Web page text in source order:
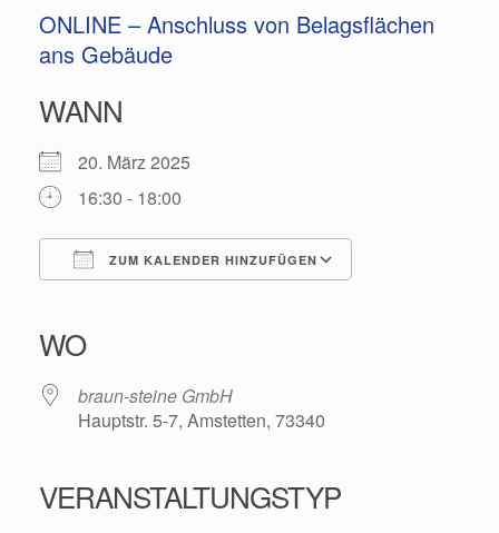
ONLINE – Anschluss von Belagsflächen
ans Gebäude
WANN
20. März 2025
16:30 - 18:00
ZUM KALENDER HINZUFÜGEN
WO
braun-steine GmbH
Hauptstr. 5-7, Amstetten, 73340
VERANSTALTUNGSTYP